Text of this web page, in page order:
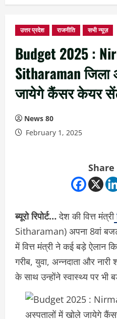
उत्तर प्रदेश राजनीति सभी न्यूज़
Budget 2025 :
Sitharaman जिला
जायेगे कैंसर केयर
News 80
February 1, 2025
ब्यूरो रिपोर्ट…देश की वित्त मंत्री
Sitharaman) अपना 8वां
में वित्त मंत्री ने कई बड़े ऐलान
गरीब, युवा, अन्नदाता और
के साथ उन्होंने स्वास्थ्य पर भी